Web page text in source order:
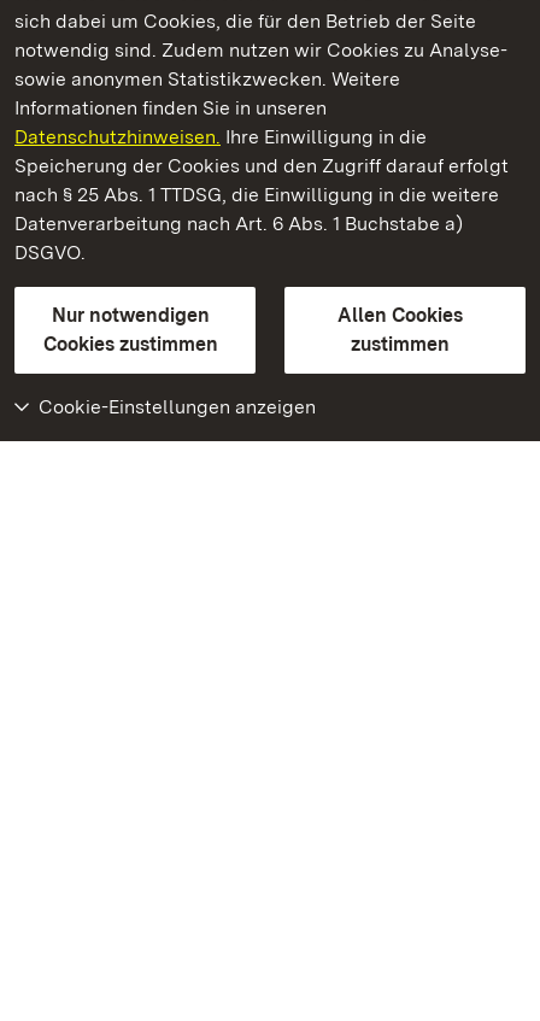
sich dabei um Cookies, die für den Betrieb der Seite
notwendig sind. Zudem nutzen wir Cookies zu Analyse-
sowie anonymen Statistikzwecken. Weitere
Informationen finden Sie in unseren
Datenschutzhinweisen. Ihre Einwilligung in die
Speicherung der Cookies und den Zugriff darauf erfolgt
nach § 25 Abs. 1 TTDSG, die Einwilligung in die weitere
Datenverarbeitung nach Art. 6 Abs. 1 Buchstabe a)
DSGVO.
Nur notwendigen
Cookies zustimmen
Allen Cookies
zustimmen
Cookie-Einstellungen anzeigen
Kloster Ochsenhausen
Staatliche Schlösser und Gärten Baden-Württemberg
Kontakt
GebärdenspracheLeichte Sprache
Erklärung zur Barrierefreiheit
BITV-konform (geprüfte Seiten)
Weiteres